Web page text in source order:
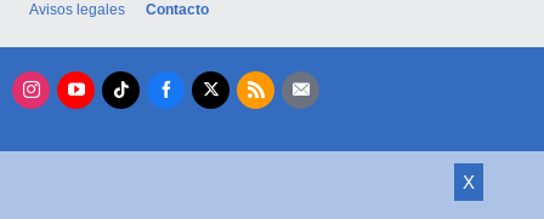
X
Avisos legales
Contacto